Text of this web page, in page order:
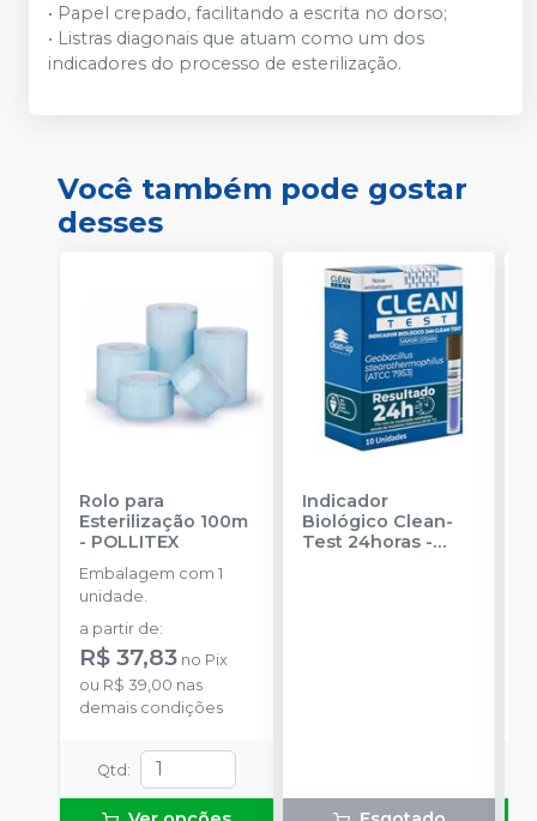
• Papel crepado, facilitando a escrita no dorso;
• Listras diagonais que atuam como um dos
indicadores do processo de esterilização.
Você também pode gostar
desses
Rolo para
Esterilização 100m
- POLLITEX
Embalagem com 1
unidade.
a partir de:
R$ 37,83 no Pix
ou R$ 39,00 nas
demais condições
Qtd:
Indicador
Biológico Clean-
Test 24horas-